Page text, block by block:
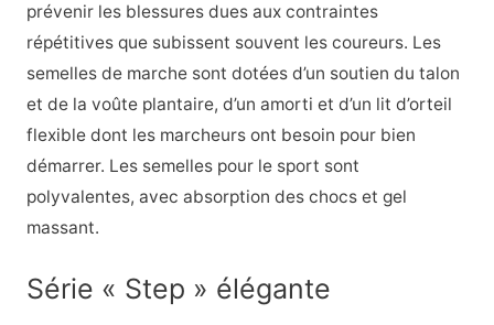
prévenir les blessures dues aux contraintes
répétitives que subissent souvent les coureurs. Les
semelles de marche sont dotées d’un soutien du talon
et de la voûte plantaire, d’un amorti et d’un lit d’orteil
flexible dont les marcheurs ont besoin pour bien
démarrer. Les semelles pour le sport sont
polyvalentes, avec absorption des chocs et gel
massant.
Série « Step » élégante